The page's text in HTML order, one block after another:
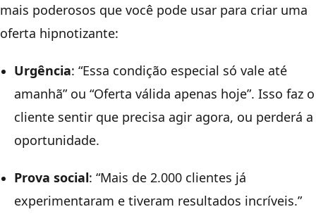
mais poderosos que você pode usar para criar uma
oferta hipnotizante:
Urgência: “Essa condição especial só vale até
amanhã” ou “Oferta válida apenas hoje”. Isso faz o
cliente sentir que precisa agir agora, ou perderá a
oportunidade.
Prova social: “Mais de 2.000 clientes já
experimentaram e tiveram resultados incríveis.”